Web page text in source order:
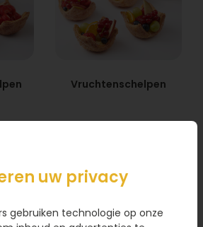
Vruchtenschelpen
28,95
uw privacy
gebruiken technologie op onze